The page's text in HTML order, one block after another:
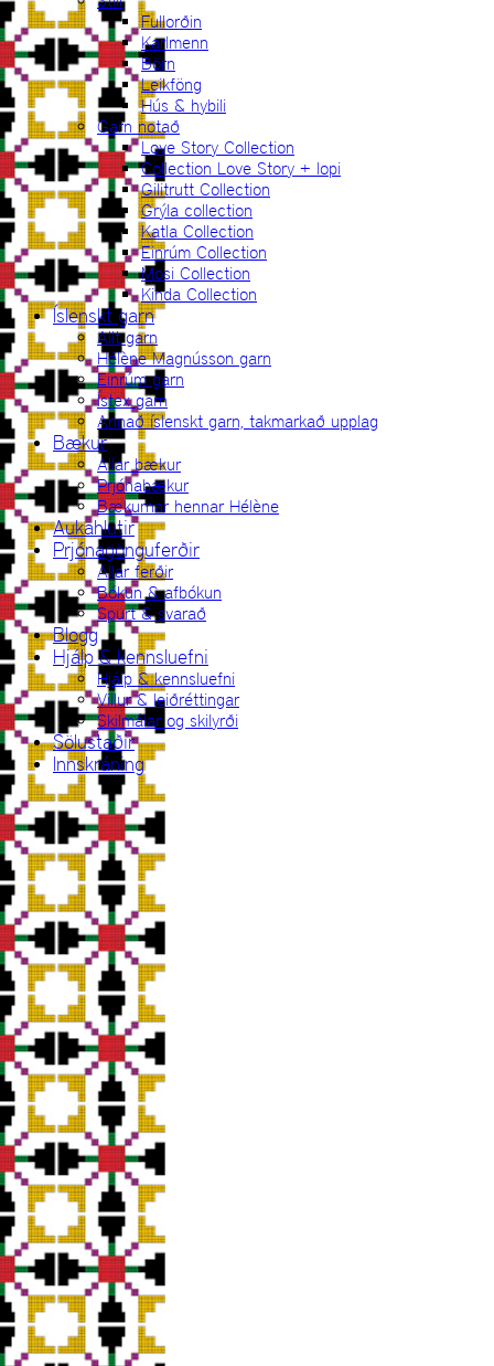
Fullorðin
Karlmenn
Börn
Leikföng
Hús & hybili
Garn notað
Love Story Collection
Collection Love Story + lopi
Gilitrutt Collection
Grýla collection
Katla Collection
Einrúm Collection
Mosi Collection
Kinda Collection
Íslenskt garn
Allt garn
Hélène Magnússon garn
Einrúm garn
Ístex garn
Annað íslenskt garn, takmarkað upplag
Bækur
Allar bækur
Prjónabækur
Bækurnar hennar Hélène
Aukahlutir
Prjónagönguferðir
Allar ferðir
Bókun & afbókun
Spurt & svarað
Blogg
Hjálp & kennsluefni
Hjálp & kennsluefni
Villur & leiðréttingar
Skilmálar og skilyrði
Sölustaðir
Innskráning